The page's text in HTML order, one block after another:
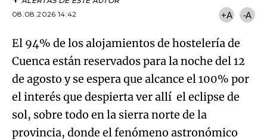
08.08.2026 14:42
+A -A
El 94% de los alojamientos de hostelería de
Cuenca están reservados para la noche del 12
de agosto y se espera que alcance el 100% por
el interés que despierta ver allí el eclipse de
sol, sobre todo en la sierra norte de la
provincia, donde el fenómeno astronómico